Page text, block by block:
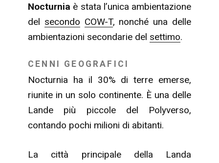
Nocturnia è stata l’unica ambientazione
del secondo COW-T, nonché una delle
ambientazioni secondarie del settimo.
CENNI GEOGRAFICI
Nocturnia ha il 30% di terre emerse,
riunite in un solo continente. È una delle
Lande più piccole del Polyverso,
contando pochi milioni di abitanti.
La città principale della Landa